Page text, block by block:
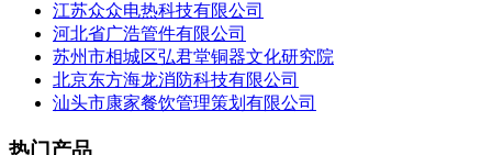
江苏众众电热科技有限公司
河北省广浩管件有限公司
苏州市相城区弘君堂铜器文化研究院
北京东方海龙消防科技有限公司
汕头市康家餐饮管理策划有限公司
热门产品